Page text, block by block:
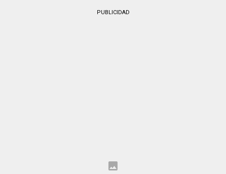
PUBLICIDAD